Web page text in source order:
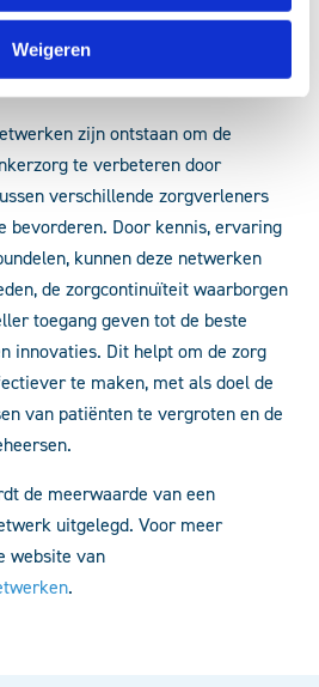
Weigeren
aanvullende zorg. Doel hiervan is
thuis krijgt in samenhang is met de
of het revalidatiecentrum.
zijn ontstaan om de
te verbeteren door
verschillende zorgverleners
bevorderen. Door kennis, ervaring
kunnen deze netwerken
de zorgcontinuïteit waarborgen
toegang geven tot de beste
innovaties. Dit helpt om de zorg
te maken, met als doel de
van patiënten te vergroten en de
de meerwaarde van een
uitgelegd. Voor meer
website van
.